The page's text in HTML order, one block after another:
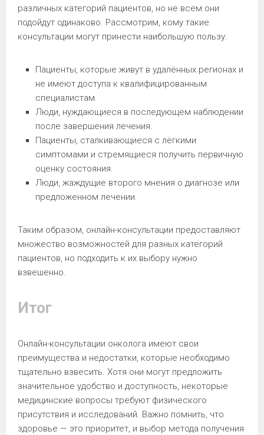
различных категорий пациентов, но не всем они
подойдут одинаково. Рассмотрим, кому такие
консультации могут принести наибольшую пользу:
Пациенты, которые живут в удалённых регионах и
не имеют доступа к квалифицированным
специалистам.
Люди, нуждающиеся в последующем наблюдении
после завершения лечения.
Пациенты, сталкивающиеся с лёгкими
симптомами и стремящиеся получить первичную
оценку состояния.
Люди, жаждущие второго мнения о диагнозе или
предложенном лечении.
Таким образом, онлайн-консультации предоставляют
множество возможностей для разных категорий
пациентов, но подходить к их выбору нужно
взвешенно.
Итог
Онлайн-консультации онколога имеют свои
преимущества и недостатки, которые необходимо
тщательно взвесить. Хотя они могут предложить
значительное удобство и доступность, некоторые
медицинские вопросы требуют физического
присутствия и исследований. Важно помнить, что
здоровье — это приоритет, и выбор метода получения